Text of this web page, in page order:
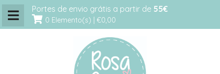
Portes de envio grátis a partir de 55€
0 Elemento(s) | €0,00